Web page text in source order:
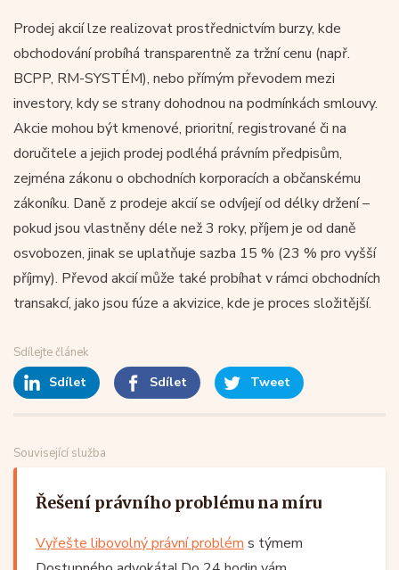
Prodej akcií lze realizovat prostřednictvím burzy, kde
obchodování probíhá transparentně za tržní cenu (např.
BCPP, RM-SYSTÉM), nebo přímým převodem mezi
investory, kdy se strany dohodnou na podmínkách smlouvy.
Akcie mohou být kmenové, prioritní, registrované či na
doručitele a jejich prodej podléhá právním předpisům,
zejména zákonu o obchodních korporacích a občanskému
zákoníku. Daně z prodeje akcií se odvíjejí od délky držení –
pokud jsou vlastněny déle než 3 roky, příjem je od daně
osvobozen, jinak se uplatňuje sazba 15 % (23 % pro vyšší
příjmy). Převod akcií může také probíhat v rámci obchodních
transakcí, jako jsou fúze a akvizice, kde je proces složitější.
Sdílejte článek
Sdílet Sdílet Tweet
Související služba
Řešení právního problému na míru
Vyřešte libovolný právní problém s týmem